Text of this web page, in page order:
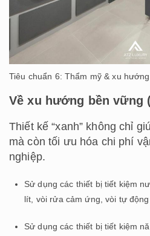
Tiêu chuẩn 6: Thẩm mỹ & xu
Về xu hướng bền vững
Thiết kế “xanh” không chỉ
mà còn tối ưu hóa chi phí
nghiệp.
Sử dụng các thiết bị tiết kiệm
lít, vòi rửa cảm ứng, vòi tự
Sử dụng các thiết bị tiết kiệm